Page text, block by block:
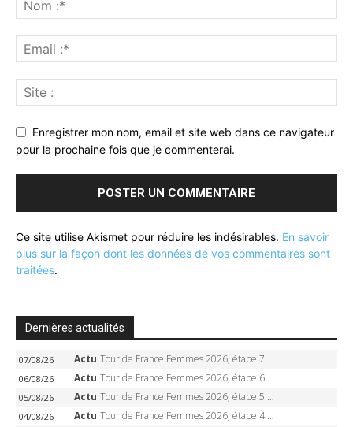
Enregistrer mon nom, email et site web dans ce navigateur
pour la prochaine fois que je commenterai.
Ce site utilise Akismet pour réduire les indésirables. En savoir
plus sur la façon dont les données de vos commentaires sont
traitées.
Dernières actualités
07/08/26 Actu Tour de France Femmes 2026, étape 7 – Kasia Niewiadoma gagne le Ventoux, maillot jaune, Reusser et Vollering piégées
06/08/26 Actu Tour de France Femmes 2026, étape 6 – Kim Le Court-Pienaar gagne à Tournon, Reusser en jaune
05/08/26 Actu Tour de France Femmes 2026, étape 5 – Demi Vollering gagne à Belleville, Reusser en jaune, Ferrand-Prévot coule
04/08/26 Actu Tour de France Femmes 2026, étape 4 – Marlen Reusser écrase le chrono, Ferrand-Prévot en crise